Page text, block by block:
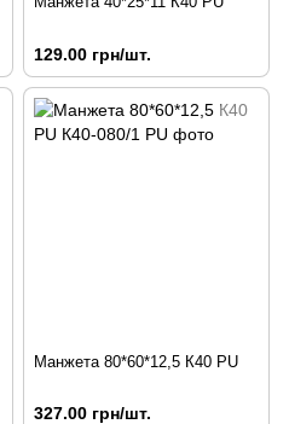
129.00 грн/шт.
Манжета 80*60*12,5 К40 PU
327.00 грн/шт.